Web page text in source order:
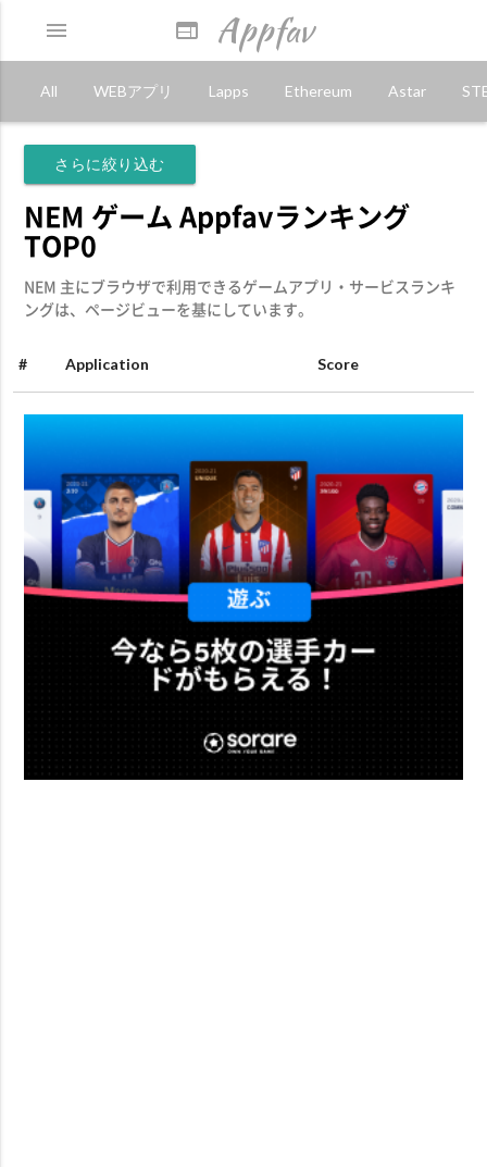
web Appfav
menu
All WEBアプリ Lapps Ethereum Astar
さらに絞り込む
NEM ゲーム Appfavランキング
TOP0
NEM 主にブラウザで利用できるゲームアプリ・サービスランキ
ングは、ページビューを基にしています。
# Application Score